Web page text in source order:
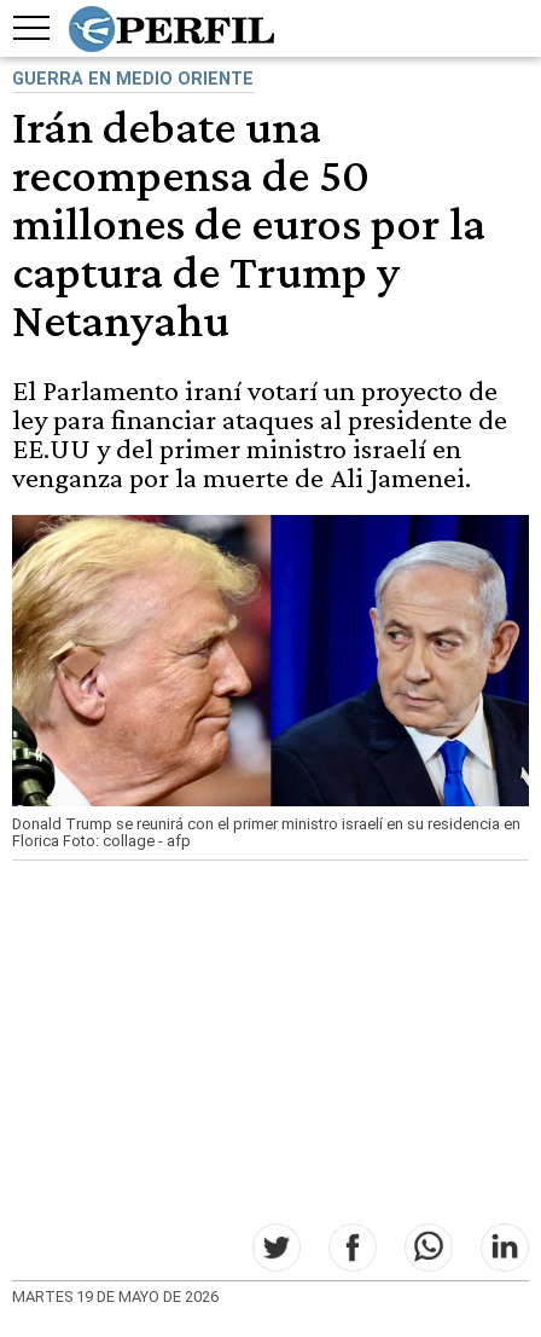
GUERRA EN MEDIO ORIENTE
Irán debate una
recompensa de 50
millones de euros por la
captura de Trump y
Netanyahu
El Parlamento iraní votarí un proyecto de
ley para financiar ataques al presidente de
EE.UU y del primer ministro israelí en
venganza por la muerte de Ali Jamenei.
Donald Trump se reunirá con el primer ministro israelí en su residencia en
Florica Foto: collage - afp
MARTES 19 DE MAYO DE 2026